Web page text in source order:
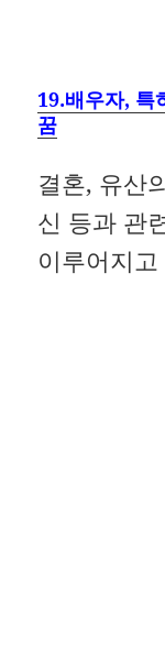
19.배우자, 특
꿈
결혼, 유산
신 등과 관
이루어지